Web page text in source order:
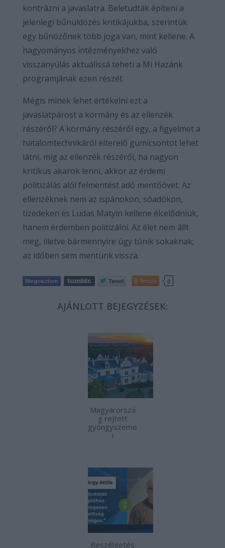
kontrázni a javaslatra. Beletudták építeni a
jelenlegi bűnüldözés kritikájukba, szerintük
egy bűnözőnek több joga van, mint kellene. A
hagyományos intézményekhez való
visszanyúlás aktuálissá teheti a Mi Hazánk
programjának ezen részét.
Mégis minek lehet értékelni ezt a
javaslatpárost a kormány és az ellenzék
részéről? A kormány részéről egy, a figyelmet a
hatalomtechnikáról elterelő gumicsontot lehet
látni, míg az ellenzék részéről, ha nagyon
kritikus akarok lenni, akkor az érdemi
politizálás alól felmentést adó mentőövet. Az
ellenzéknek nem az ispánokon, sóadókon,
tizedeken és Ludas Matyin kellene élcelődniük,
hanem érdemben politizálni. Az élet nem állt
meg, illetve bármennyire úgy tűnik sokaknak;
az időben sem mentünk vissza.
Tetszik 0
AJÁNLOTT BEJEGYZÉSEK:
Magyarorszá
g rejtett
gyöngyszeme
i
Beszélgetés